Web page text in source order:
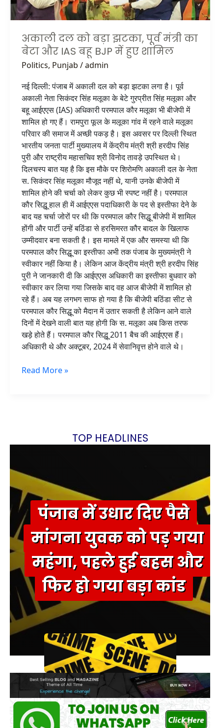
अकाली दल को बड़ा झटका, पूर्व मंत्री का
बेटा और IAS बहू BJP में हुए शामिल
Politics, Punjab /admin
नई दिल्ली: पंजाब में अकाली दल को बड़ा झटका लगा है। पूर्व
अकाली नेता सिकंदर सिंह मलूका के बेटे गुरप्रीत सिंह मलूका और
बहू आईएएस (IAS) अधिकारी परमपाल कौर मलूका भी बीजेपी में
शामिल हो गए हैं। रामपुरा फूल के मलूका गांव में रहने वाले मलूका
परिवार की समाज में अच्छी पकड़ है। इस अवसर पर दिल्ली स्थित
भारतीय जनता पार्टी मुख्यालय में केंद्रीय मंत्री श्री हरदीप सिंह
पुरी और राष्ट्रीय महासचिव श्री विनोद तावड़े उपस्थित थे।
दिलचस्प बात यह है कि इस मौके पर शिरोमणि अकाली दल के नेता
स. सिकंदर सिंह मलूका मौजूद नहीं थे, यानी उनके बीजेपी में
शामिल होने की चर्चा को लेकर कुछ भी स्पष्ट नहीं है। परमपाल
कौर सिद्धू हाल ही में आईएएस पदाधिकारी के पद से इस्तीफा देने के
बाद यह चर्चा जोरों पर थी कि परमपाल कौर सिद्धू बीजेपी में शामिल
होंगी और पार्टी उन्हें बठिंडा से हरसिमरत कौर बादल के खिलाफ
उम्मीदवार बना सकती है। इस मामले में एक और समस्या थी कि
परमपाल कौर सिद्धू का इस्तीफा अभी तक पंजाब के मुख्यमंत्री ने
स्वीकार नहीं किया है। लेकिन आज केंद्रीय मंत्री श्री हरदीप सिंह
पुरी ने जानकारी दी कि आईएएस अधिकारी का इस्तीफा बुधवार को
स्वीकार कर लिया गया जिसके बाद वह आज बीजेपी में शामिल हो
रहे हैं। अब यह लगभग साफ हो गया है कि बीजेपी बठिंडा सीट से
परमपाल कौर सिद्धू को मैदान में उतार सकती है लेकिन आने वाले
दिनों में देखने वाली बात यह होगी कि स. मलूका अब किस तरफ
खड़े होते हैं। परमपाल कौर सिद्धू 2011 बैच की आईएएस हैं।
अधिकारी थे और अक्टूबर, 2024 में सेवानिवृत्त होने वाले थे।
का
बेटा
और
IAS
बहू
BJP
हुए
शामिल
Read More »
TOP HEADLINES
पंजाब में उधार दिए पैसे
मांगना युवक को पड़ गया
महंगा, पहले हुई बहस और
फिर हो गया बड़ा कांड